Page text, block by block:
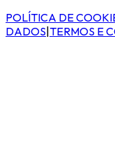
POLÍTICA DE
DADOS|TERMOS E